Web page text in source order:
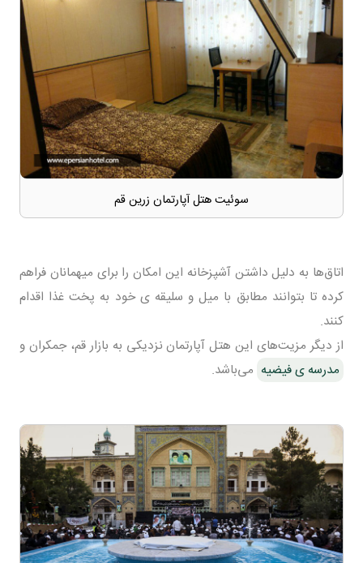
سوئیت هتل آپارتمان زرین قم
اتاق‌ها به دلیل داشتن آشپزخانه این امکان را برای میهمانان فراهم
کرده تا بتوانند مطابق با میل و سلیقه ی خود به پخت غذا اقدام
کنند.
از دیگر مزیت‌های این هتل آپارتمان نزدیکی به بازار قم، جمکران و
مدرسه ی فیضیه می‌باشد.